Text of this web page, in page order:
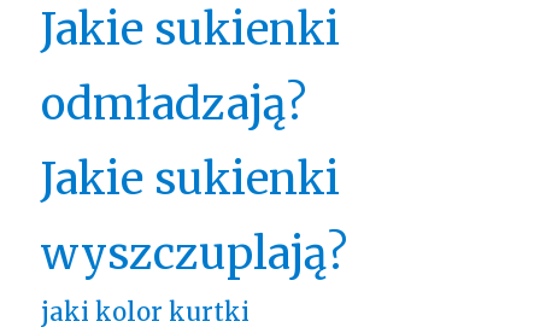
Jakie sukienki
odmładzają?
Jakie sukienki
wyszczuplają?
jaki kolor kurtki